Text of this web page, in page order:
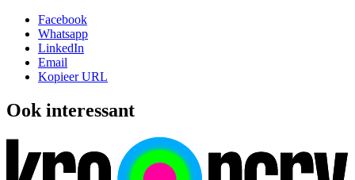
Facebook
Whatsapp
LinkedIn
Email
Kopieer URL
Ook interessant